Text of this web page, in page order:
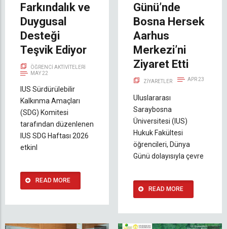
Farkındalık ve
Duygusal
Desteği
Teşvik Ediyor
ÖĞRENCI AKTIVITELERI
MAY 22
IUS Sürdürülebilir
Kalkınma Amaçları
(SDG) Komitesi
tarafından düzenlenen
IUS SDG Haftası 2026
etkinl
READ MORE
Günü’nde
Bosna Hersek
Aarhus
Merkezi’ni
Ziyaret Etti
ZIYARETLER APR 23
Uluslararası
Saraybosna
Üniversitesi (IUS)
Hukuk Fakültesi
öğrencileri, Dünya
Günü dolayısıyla çevre
READ MORE